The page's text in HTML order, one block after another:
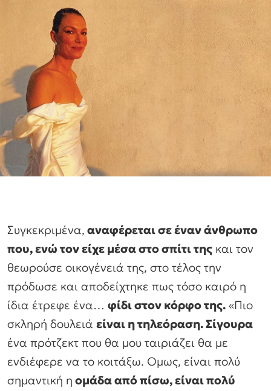
Συγκεκριμένα, αναφέρεται σε έναν άνθρωπο
που, ενώ τον είχε μέσα στο σπίτι της και τον
θεωρούσε οικογένειά της, στο τέλος την
πρόδωσε και αποδείχτηκε πως τόσο καιρό η
ίδια έτρεφε ένα… φίδι στον κόρφο της. «Πιο
σκληρή δουλειά είναι η τηλεόραση. Σίγουρα
ένα πρότζεκτ που θα μου ταιριάζει θα με
ενδιέφερε να το κοιτάξω. Ομως, είναι πολύ
σημαντική η ομάδα από πίσω, είναι πολύ